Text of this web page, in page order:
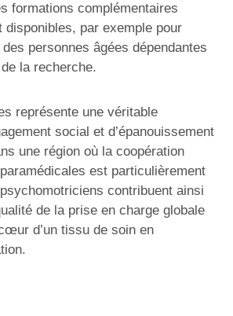
formations complémentaires
disponibles, par exemple pour
personnes âgées dépendantes
la recherche.
représente une véritable
social et d’épanouissement
une région où la coopération
est particulièrement
contribuent ainsi
de la prise en charge globale
d’un tissu de soin en